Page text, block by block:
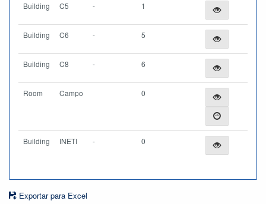
Building C5 - 1
Building C6 - 5
Building C8 - 6
Room Campo 0
Building INETI - 0
Exportar para Excel